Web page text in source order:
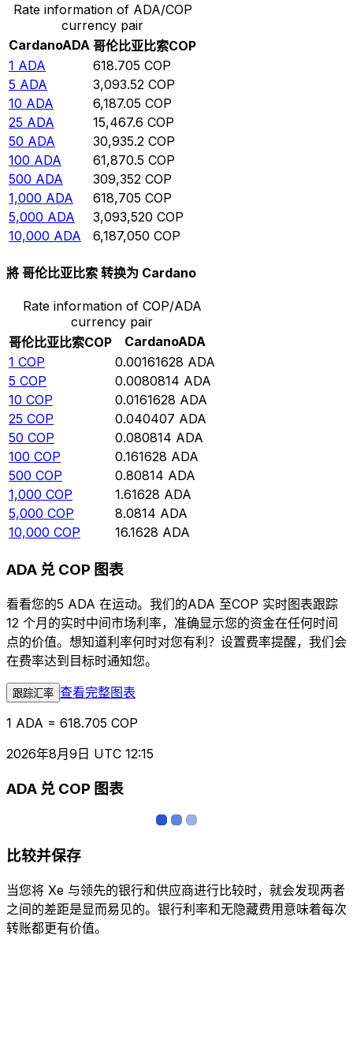
Rate information of ADA/COP
currency pair
CardanoADA 哥伦比亚比索COP
1 ADA 618.705 COP
5 ADA 3,093.52 COP
10 ADA 6,187.05 COP
25 ADA 15,467.6 COP
50 ADA 30,935.2 COP
100 ADA 61,870.5 COP
500 ADA 309,352 COP
1,000 ADA 618,705 COP
5,000 ADA 3,093,520 COP
10,000 ADA 6,187,050 COP
將 哥伦比亚比索 转换为 Cardano
Rate information of COP/ADA
currency pair
哥伦比亚比索COP CardanoADA
1 COP 0.00161628 ADA
5 COP 0.0080814 ADA
10 COP 0.0161628 ADA
25 COP 0.040407 ADA
50 COP 0.080814 ADA
100 COP 0.161628 ADA
500 COP 0.80814 ADA
1,000 COP 1.61628 ADA
5,000 COP 8.0814 ADA
10,000 COP 16.1628 ADA
ADA 兑 COP 图表
看看您的5 ADA 在运动。我们的ADA 至COP 实时图表跟踪
12 个月的实时中间市场利率，准确显示您的资金在任何时间
点的价值。想知道利率何时对您有利？设置费率提醒，我们会
在费率达到目标时通知您。
跟踪汇率 查看完整图表
1 ADA = 618.705 COP
2026年8月9日 UTC 12:15
ADA 兑 COP 图表
比较并保存
当您将 Xe 与领先的银行和供应商进行比较时，就会发现两者
之间的差距是显而易见的。银行利率和无隐藏费用意味着每次
转账都更有价值。